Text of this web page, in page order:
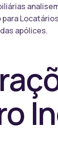
apólices.